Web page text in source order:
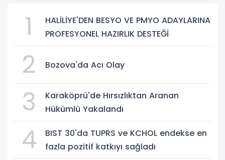
1
HALİLİYE'DEN BESYO VE PMYO ADAYLARINA
PROFESYONEL HAZIRLIK DESTEĞİ
2 Bozova'da Acı Olay
3
Karaköprü'de Hırsızlıktan Aranan
Hükümlü Yakalandı
4
BIST 30'da TUPRS ve KCHOL endekse en
fazla pozitif katkıyı sağladı